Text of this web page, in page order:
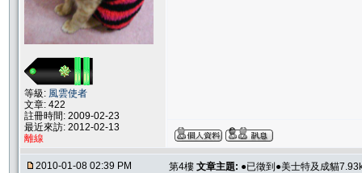
等級: 風雲使者
文章: 422
註冊時間: 2009-02-23
最近來訪: 2012-02-13
離線
2010-01-08 02:39 PM 第4樓 文章主題: ●已徵到●美士特及成貓